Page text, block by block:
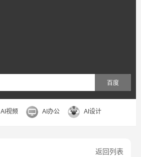
百度
AI视频 AI办公 AI设计
返回列表